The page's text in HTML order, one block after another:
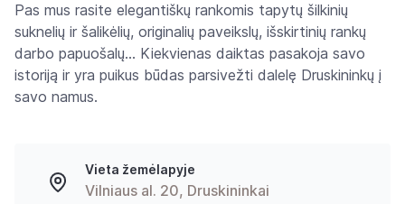
Pas mus rasite elegantiškų rankomis tapytų šilkinių
suknelių ir šalikėlių, originalių paveikslų, išskirtinių rankų
darbo papuošalų… Kiekvienas daiktas pasakoja savo
istoriją ir yra puikus būdas parsivežti dalelę Druskininkų į
savo namus.
Vieta žemėlapyje
Vilniaus al. 20, Druskininkai